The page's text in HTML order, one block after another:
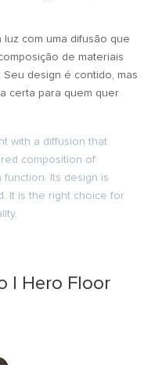
luz com uma difusão que
de materiais
design é contido, mas
certa para quem quer
with a diffusion that
composition of
Its design is
It is the right choice for
| Hero Floor